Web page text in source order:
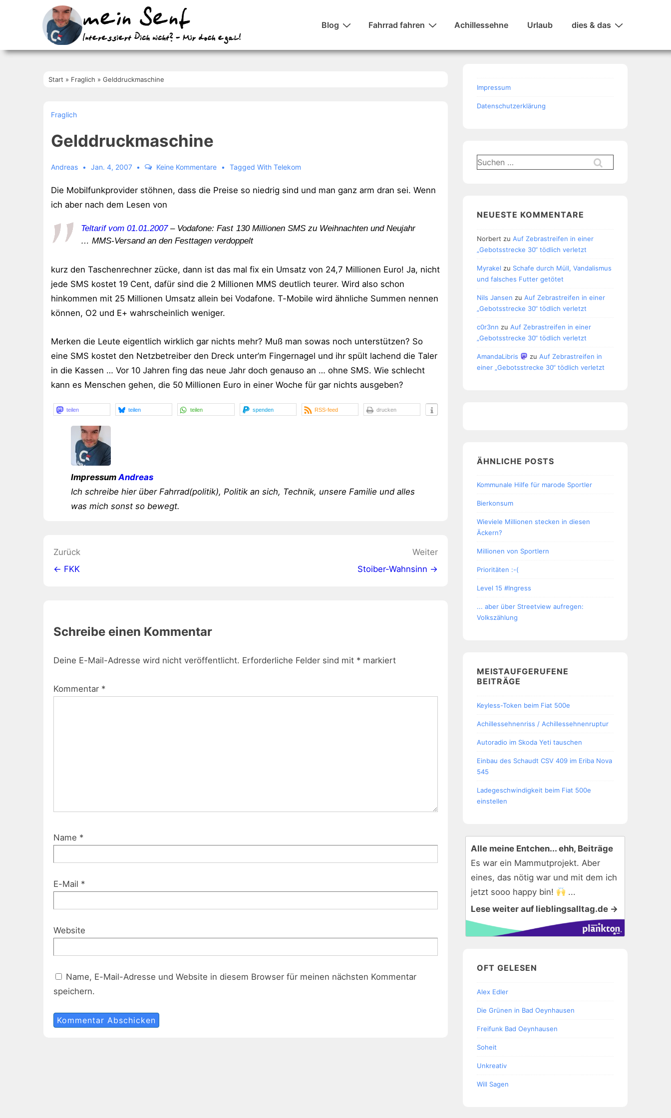
Hauptnavigation
Blog Fahrrad fahren Achillessehne Urlaub dies & das
Start » Fraglich » Gelddruckmaschine
Fraglich
Gelddruckmaschine
Andreas Jan. 4, 2007 Keine Kommentare Tagged With Telekom
Die Mobilfunkprovider stöhnen, dass die Preise so niedrig sind und man ganz arm dran sei. Wenn
ich aber nach dem Lesen von
Teltarif vom 01.01.2007– Vodafone: Fast 130 Millionen SMS zu Weihnachten und Neujahr
… MMS-Versand an den Festtagen verdoppelt
kurz den Taschenrechner zücke, dann ist das mal fix ein Umsatz von 24,7 Millionen Euro! Ja, nicht
jede SMS kostet 19 Cent, dafür sind die 2 Millionen MMS deutlich teurer. Wird also schon
hinkommen mit 25 Millionen Umsatz allein bei Vodafone. T-Mobile wird ähnliche Summen nennen
können, O2 und E+ wahrscheinlich weniger.
Merken die Leute eigentlich wirklich gar nichts mehr? Muß man sowas noch unterstützen? So
eine SMS kostet den Netzbetreiber den Dreck unter’m Fingernagel und ihr spült lachend die Taler
in die Kassen … Vor 10 Jahren fing das neue Jahr doch genauso an … ohne SMS. Wie schlecht
kann es Menschen gehen, die 50 Millionen Euro in einer Woche für gar nichts ausgeben?
teilen teilen teilen spenden RSS-feed drucken
Impressum Andreas
Ich schreibe hier über Fahrrad(politik), Politik an sich, Technik, unsere Familie und alles
was mich sonst so bewegt.
Beitragsnavigation
Zurück
← FKK
Weiter
Stoiber-Wahnsinn →
Schreibe einen Kommentar
Deine E-Mail-Adresse wird nicht veröffentlicht. Erforderliche Felder sind mit * markiert
Kommentar *
Name *
E-Mail *
Website
Name, E-Mail-Adresse und Website in diesem Browser für meinen nächsten Kommentar
speichern.
Impressum
Datenschutzerklärung
Suchen
nach:
NEUESTE KOMMENTARE
Norbert zu Auf Zebrastreifen in einer
„Gebotsstrecke 30“ tödlich verletzt
Myrakel zu Schafe durch Müll, Vandalismus
und falsches Futter getötet
Nils Jansen zu Auf Zebrastreifen in einer
„Gebotsstrecke 30“ tödlich verletzt
c0r3nn zu Auf Zebrastreifen in einer
„Gebotsstrecke 30“ tödlich verletzt
AmandaLibris zu Auf Zebrastreifen in
einer „Gebotsstrecke 30“ tödlich verletzt
ÄHNLICHE POSTS
Kommunale Hilfe für marode Sportler
Bierkonsum
Wieviele Millionen stecken in diesen
Äckern?
Millionen von Sportlern
Prioritäten :-(
Level 15 #Ingress
... aber über Streetview aufregen:
Volkszählung
MEISTAUFGERUFENE
BEITRÄGE
Keyless-Token beim Fiat 500e
Achillessehnenriss / Achillessehnenruptur
Autoradio im Skoda Yeti tauschen
Einbau des Schaudt CSV 409 im Eriba Nova
545
Ladegeschwindigkeit beim Fiat 500e
einstellen
Alle meine Entchen... ehh, Beiträge
Es war ein Mammutprojekt. Aber
eines, das nötig war und mit dem ich
jetzt sooo happy bin!
...
Lese weiter auf lieblingsalltag.de →
OFT GELESEN
Alex Edler
Die Grünen in Bad Oeynhausen
Freifunk Bad Oeynhausen
Soheit
Unkreativ
Will Sagen